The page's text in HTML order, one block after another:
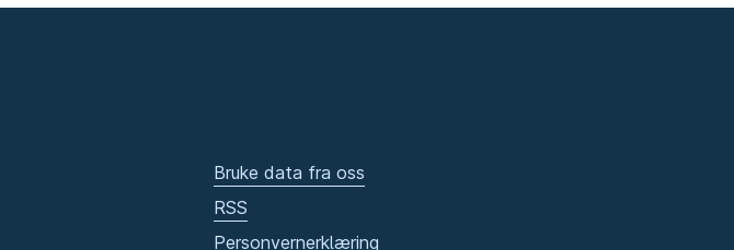
Bruke data fra oss
RSS
Personvernerklæring